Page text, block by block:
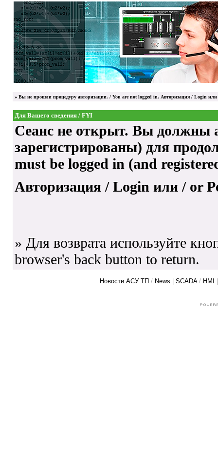
» Вы не прошли процедуру авторизации. / You are not logged in. Авторизация / Login
Для Вашего сведения / FYI
Сеанс не открыт. Вы должны
зарегистрированы) для
must be logged in (and
Авторизация / Login или / or
» Для возврата используйте
browser's back button to return.
Новости АСУ ТП / News SCADA/ HMI